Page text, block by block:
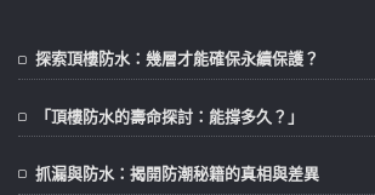
探索頂樓防水：幾層才能確保永續保護？
「頂樓防水的壽命探討：能撐多久？」
抓漏與防水：揭開防潮秘籍的真相與差異